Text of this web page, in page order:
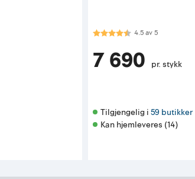
Karakter:4.5 av 5 mulige
4.5av5
7 690 pr. stykk
Tilgjengelig i 59 butikker
Kan hjemleveres (14)